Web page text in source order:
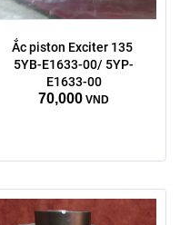
Ắc piston Exciter 135
5YB-E1633-00/ 5YP-
E1633-00
70,000 VND
Phụ tùng máy:
Lòng bạc piston